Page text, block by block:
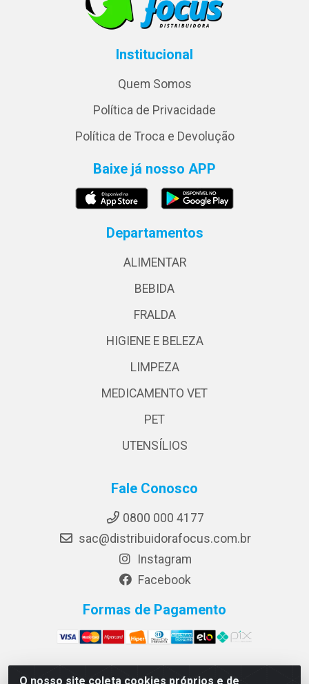
O nosso site coleta cookies próprios e de
Institucional
Quem Somos
Política de Privacidade
Política de Troca e Devolução
Baixe já nosso APP
Departamentos
ALIMENTAR
BEBIDA
FRALDA
HIGIENE E BELEZA
LIMPEZA
MEDICAMENTO VET
PET
UTENSÍLIOS
Fale Conosco
0800 000 4177
sac@distribuidorafocus.com.br
Instagram
Facebook
Formas de Pagamento